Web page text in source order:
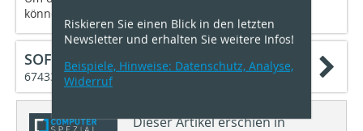
können Büros ihre Projekte einreichen.
SOFTTECH AG
67433 Neustadt
Dieser Artikel erschien in
Riskieren Sie einen Blick in den letzten
Newsletter und erhalten Sie weitere Infos!
Beispiele, Hinweise: Datenschutz, Analyse,
Widerruf